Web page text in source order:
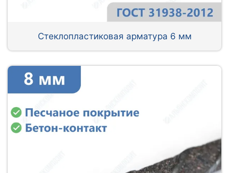
Стеклопластиковая арматура 6 мм